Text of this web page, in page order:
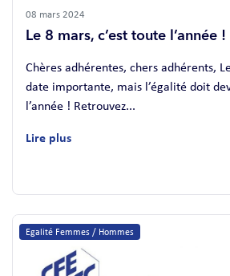
08 mars 2024
Le 8 mars, c’est toute l’année !
Chères adhérentes, chers adhérents,
date importante, mais l’égalité doit
l’année ! Retrouvez...
Lire plus
Egalité Femmes / Hommes